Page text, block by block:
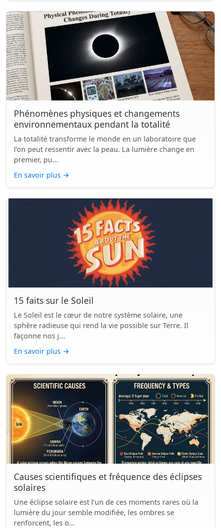
Phénomènes physiques et changements
environnementaux pendant la totalité
La totalité transforme le monde en un laboratoire que
l’on peut ressentir avec la peau. La lumière change en
premier, pu...
En savoir plus →
15 faits sur le Soleil
Le Soleil est le cœur de notre système solaire, une
sphère radieuse qui rend la vie possible sur Terre. Il
façonne nos j...
En savoir plus →
Causes scientifiques et fréquence des éclipses
solaires
Une éclipse solaire est l’un de ces moments rares où la
lumière du jour semble modifiée, les ombres se
renforcent, les o...